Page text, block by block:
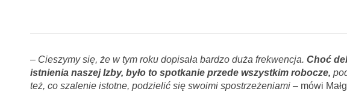
– Cieszymy się, że w tym roku dopisała bardzo duża frekwencja. Choć
istnienia naszej Izby, było to spotkanie przede wszystkim robocze,
też, co szalenie istotne, podzielić się swoimi spostrzeżeniami – mówi